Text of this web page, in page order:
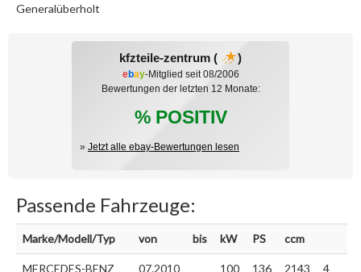
Generalüberholt
kfzteile-zentrum ( )
ebay-Mitglied seit 08/2006
Bewertungen der letzten 12 Monate:
% POSITIV
» Jetzt alle ebay-Bewertungen lesen
Passende Fahrzeuge:
Marke/Modell/Typ von bis kW PS ccm
MERCEDES-BENZ 07.2010 100 136 2143 4